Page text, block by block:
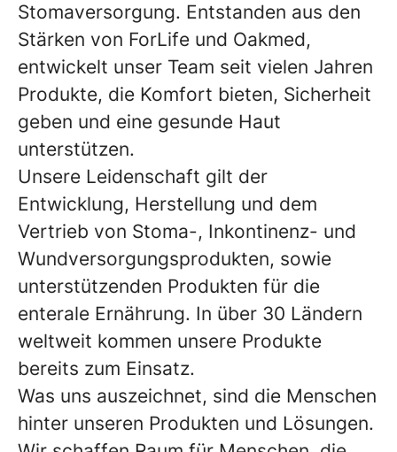
Stomaversorgung. Entstanden aus den
Stärken von ForLife und Oakmed,
entwickelt unser Team seit vielen Jahren
Produkte, die Komfort bieten, Sicherheit
geben und eine gesunde Haut
unterstützen.
Unsere Leidenschaft gilt der
Entwicklung, Herstellung und dem
Vertrieb von Stoma-, Inkontinenz- und
Wundversorgungsprodukten, sowie
unterstützenden Produkten für die
enterale Ernährung. In über 30 Ländern
weltweit kommen unsere Produkte
bereits zum Einsatz.
Was uns auszeichnet, sind die Menschen
hinter unseren Produkten und Lösungen.